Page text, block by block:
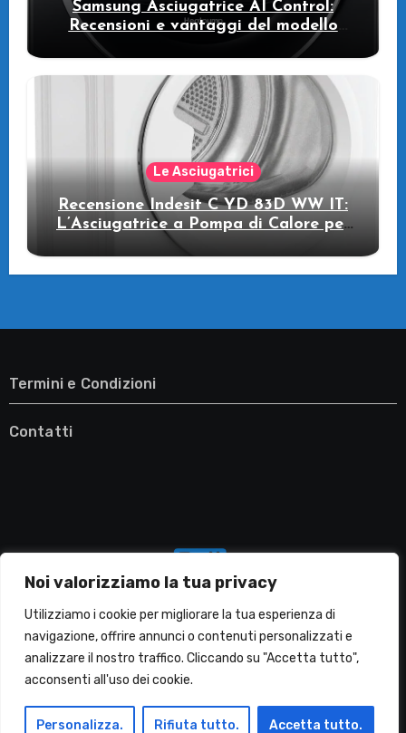
Noi valorizziamo la tua privacy
Utilizziamo i cookie per migliorare la tua esperienza di
navigazione, offrire annunci o contenuti personalizzati e
analizzare il nostro traffico. Cliccando su "Accetta tutto",
acconsenti all'uso dei cookie.
Personalizza. Rifiuta tutto. Accetta tutto.
Samsung Asciugatrice AI Control:
Recensioni e vantaggi del modello
Le Asciugatrici
Recensione Indesit C YD 83D WW IT:
L’Asciugatrice a Pompa di Calore per
il Tuo Benessere
Termini e Condizioni
Contatti
Migliori Lavatrici